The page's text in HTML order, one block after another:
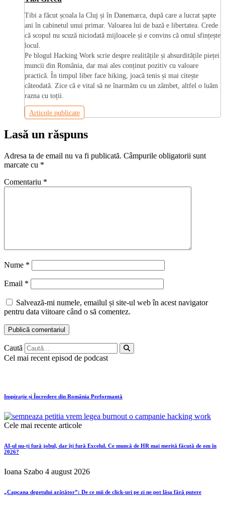
Tibi a făcut școala la Cluj și în Danemarca, după care a lucrat șapte
ani în cabinetul unui primar. Valoarea lui de bază e libertatea. Crede
că scopul nu scuză niciodată mijloacele și e convins că omul sfințește
locul.
Pe blogul Hacking Work scrie despre realitățile și absurditățile pieței
muncii din România, dar mai ales conținut pozitiv cu valoare
practică. În timpul liber face hiking, joacă tenis și mai citește
câteodată. Zice că e vital să ne înarmăm cu un zâmbet, altfel o luăm
razna cu toții.
Articole publicate
Lasă un răspuns
Adresa ta de email nu va fi publicată. Câmpurile obligatorii sunt
marcate cu *
Comentariu *
Nume *
Email *
Salvează-mi numele, emailul și site-ul web în acest navigator
pentru data viitoare când o să comentez.
Caută
Cel mai recent episod de podcast
Inspirație și Încredere din România Performantă
Cele mai recente articole
AI-ul nu-ți fură jobul, dar îți fură Excelul. Ce muncă de HR mai merită făcută de om în
2026?
Ioana Szabo 4 august 2026
„Capcana degetului arătător”: De ce mii de click-uri pe zi ne pot lăsa fără putere